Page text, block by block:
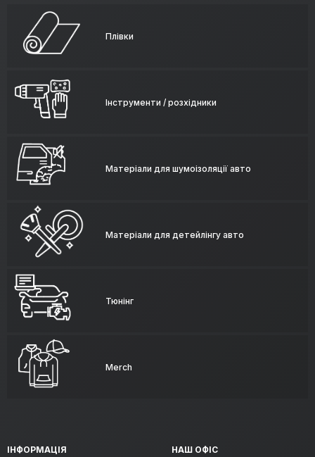
Плівки
Інструменти / розхідники
Матеріали для шумоізоляції авто
Матеріали для детейлінгу авто
Тюнінг
Merch
ІНФОРМАЦІЯ НАШ ОФІС